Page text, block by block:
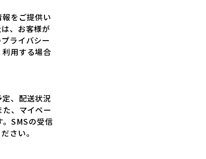
をご提供い
、お客様が
ライバシー
用する場合
、配送状況
、マイペー
SMSの受信
さい。